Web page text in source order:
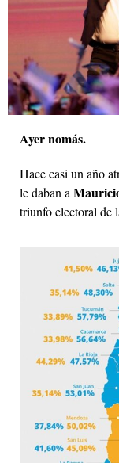
Ayer nomás.
Hace casi un año
le daban a
triunfo electoral de